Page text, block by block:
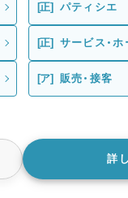
[正] パティシエ
[正]
サービス・ホ
ー候補）
[ア] 販売・接客
詳